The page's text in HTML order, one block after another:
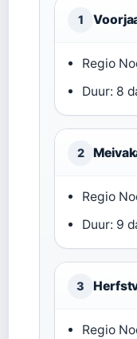
1
Regio
Duur: 8
2
Regio
Duur: 9
3
Regio